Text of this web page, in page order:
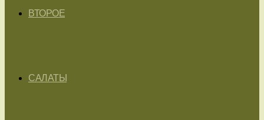
ВТОРОЕ
САЛАТЫ